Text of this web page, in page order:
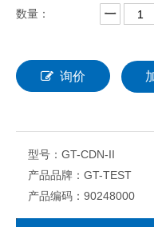
数量：
询价
型号： GT-CDN-II
产品品牌： GT-TEST
产品编码： 90248000